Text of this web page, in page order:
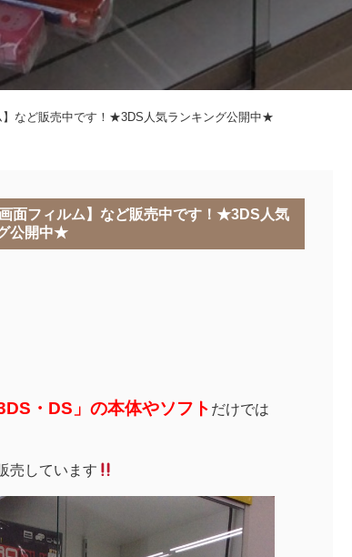
】など販売中です！★3DS人気ランキング公開中★
面フィルム】など販売中です！★3DS人気
公開中★
・DS」の本体やソフト だけでは
売しています